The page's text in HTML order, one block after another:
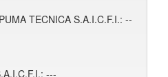
TECNICA S.A.I.C.F.I.: --
---